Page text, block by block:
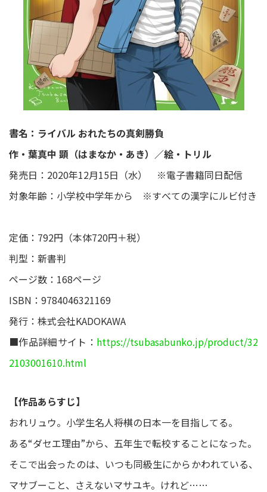
書名：ライバル おれたちの真剣勝負
作・葉真中 顕（はまなか・あき）／絵・トリル
発売日：2020年12月15日（水） ※電子書籍同日配信
対象年齢：小学校中学年から ※すべての漢字にルビ付き
定価：792円（本体720円＋税）
判型：新書判
ページ数：168ページ
ISBN：9784046321169
発行：株式会社KADOKAWA
■作品詳細サイト： https://tsubasabunko.jp/product/32
2103001610.html
【作品あらすじ】
おれリュウ。小学生名人――将棋の日本一を目指してる。
ある“ダセエ理由”から、五年生で転校することになった。
そこで出会ったのは、いつも同級生にからかわれている、
マサブーこと、さえないマサユキ。けれど……